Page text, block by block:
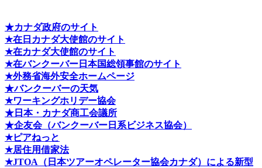
★カナダ政府のサイト
★在日カナダ大使館のサイト
★在カナダ大使館のサイト
★在バンクーバー日本国総領事館のサイト
★外務省海外安全ホームページ
★バンクーバーの天気
★ワーキングホリデー協会
★日本・カナダ商工会議所
★企友会（バンクーバー日系ビジネス協会）
★ピアねっと
★居住用借家法
★JTOA（日本ツアーオペレーター協会カナダ）による新型